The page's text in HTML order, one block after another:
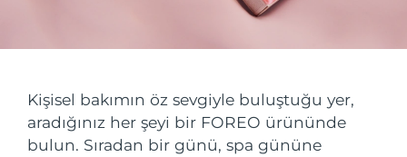
Kişisel bakımın öz sevgiyle buluştuğu yer,
aradığınız her şeyi bir FOREO ürününde
bulun. Sıradan bir günü, spa gününe
FAQ™ Dual LED Panel
Nakliye ülkesi
Amerika Birleşik
Devletleri
Tahmini teslim tarihi 9/8/26